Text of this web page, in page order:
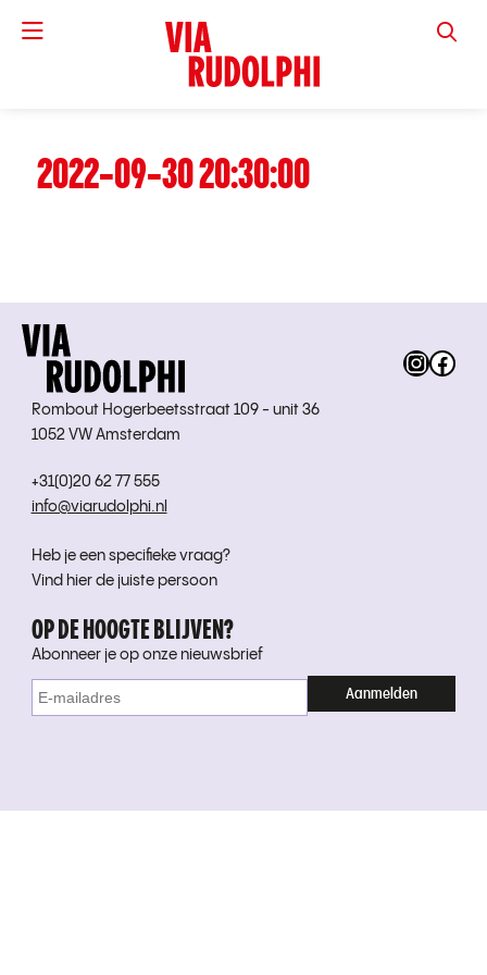
VIA
2022-09-30 20:30:00
Rombout Hogerbeetsstraat 109 - unit 36
1052 VW Amsterdam
+31(0)20 62 77 555
info@viarudolphi.nl
Heb je een specifieke vraag?
Vind hier de juiste persoon
OP DE HOOGTE BLIJVEN?
Abonneer je op onze nieuwsbrief